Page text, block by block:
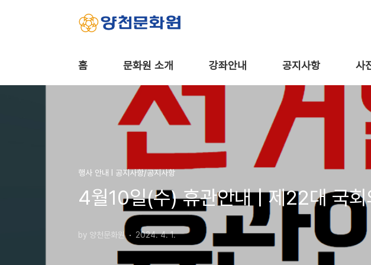
홈 문화원 소개 강좌안내 공지사항 사
행사 안내 Ι 공지사항/공지사항
4월10일(수) 휴관안내 | 제22대 국회
by 양천문화원 2024. 4. 1.